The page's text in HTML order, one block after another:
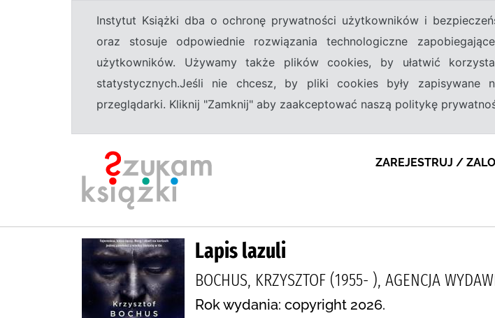
Instytut Książki dba o ochronę prywatności użytkowników i
oraz stosuje odpowiednie rozwiązania technologiczne
użytkowników. Używamy także plików cookies, by ułatwić
statystycznych.Jeśli nie chcesz, by pliki cookies były zapisywane
przeglądarki. Kliknij "Zamknij" aby zaakceptować naszą politykę
ZAREJESTRUJ /
Lapis lazuli
BOCHUS, KRZYSZTOF (1955- ), AGENCJA
Rok wydania: copyright 2026.